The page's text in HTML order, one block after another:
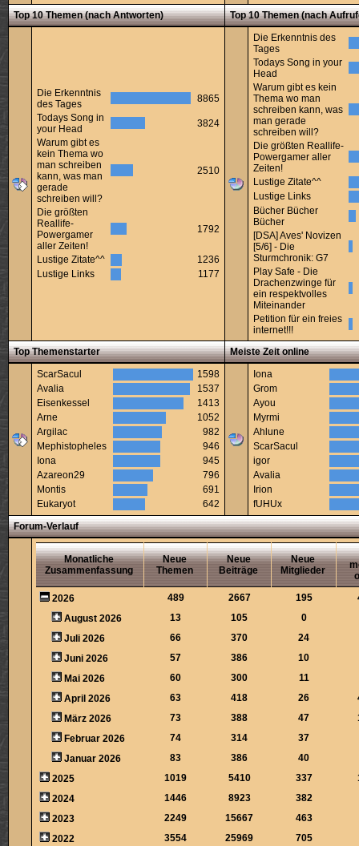
Top 10 Themen (nach Antworten)
Top 10 Themen (nach
Die Erkenntnis
des Tages
8865
Todays Song in
your Head
3824
Warum gibt es
kein Thema wo
man schreiben
kann, was man
gerade
schreiben will?
2510
Die größten
Reallife-
Powergamer
aller Zeiten!
1792
Lustige Zitate^^
1236
Lustige Links
1177
Die Erkenntnis des
Tages
Todays Song in your
Head
Warum gibt es kein
Thema wo man
schreiben kann, was
man gerade
schreiben will?
Die größten Reallife-
Powergamer aller
Zeiten!
Lustige Zitate^^
Lustige Links
Bücher Bücher
Bücher
[DSA] Aves' Novizen
[5/6] - Die
Sturmchronik: G7
Play Safe - Die
Drachenzwinge für
ein respektvolles
Miteinander
Petition für ein freies
internet!!!
Top Themenstarter
Meiste Zeit online
ScarSacul
1598
Avalia
1537
Eisenkessel
1413
Arne
1052
Argilac
982
Mephistopheles
946
Iona
945
Azareon29
796
Montis
691
Eukaryot
642
Iona
Grom
Ayou
Myrmi
Ahlune
ScarSacul
igor
Avalia
Irion
fUHUx
Forum-Verlauf
Monatliche
Zusammenfassung
Neue
Themen
Neue
Beiträge
Neue
Mitglieder
2026
489 2667 195
August 2026
13 105
0
Juli 2026
66 370
24
Juni 2026
57 386
10
Mai 2026
60 300
11
April 2026
63 418 26
März 2026
73 388 47
Februar 2026
74 314
37
Januar 2026
83 386
40
2025
1019 5410 337
2024
1446 8923
382
2023
2249 15667
463
2022
3554 25969 705